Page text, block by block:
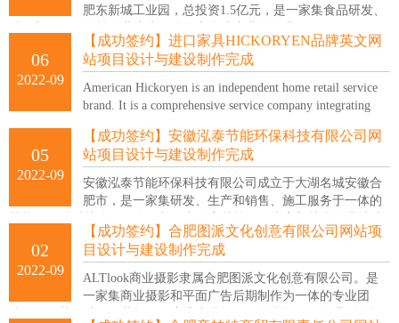
肥东新城工业园，总投资1.5亿元，是一家集食品研发、
06
2022-09
【成功签约】进口家具HICKORYEN品牌英文网
站项目设计与建设制作完成
American Hickoryen is an independent home retail service
brand. It is a comprehensive service company integrating
05
2022-09
【成功签约】安徽泓泰节能环保科技有限公司网
站项目设计与建设制作完成
安徽泓泰节能环保科技有限公司成立于大湖名城安徽合
肥市，是一家集研发、生产和销售、施工服务于一体的
战略合作联盟，将不断创新的高科技产品及服务奉献给社会。
02
2022-09
【成功签约】合肥图派文化创意有限公司网站项
目设计与建设制作完成
ALTlook商业摄影隶属合肥图派文化创意有限公司。是
一家集商业摄影和平面广告后期制作为一体的专业团